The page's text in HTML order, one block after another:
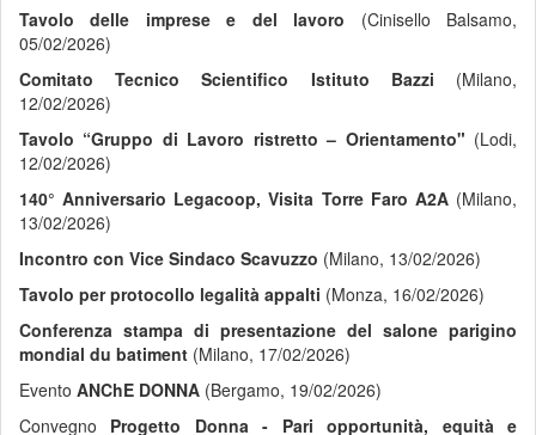
Tavolo delle imprese e del lavoro (Cinisello Balsamo,
05/02/2026)
Comitato Tecnico Scientifico Istituto Bazzi (Milano,
12/02/2026)
Tavolo “Gruppo di Lavoro ristretto – Orientamento" (Lodi,
12/02/2026)
140° Anniversario Legacoop, Visita Torre Faro A2A (Milano,
13/02/2026)
Incontro con Vice Sindaco Scavuzzo (Milano, 13/02/2026)
Tavolo per protocollo legalità appalti (Monza, 16/02/2026)
Conferenza stampa di presentazione del salone parigino
mondial du batiment (Milano, 17/02/2026)
Evento ANChE DONNA (Bergamo, 19/02/2026)
Convegno Progetto Donna - Pari opportunità, equità e